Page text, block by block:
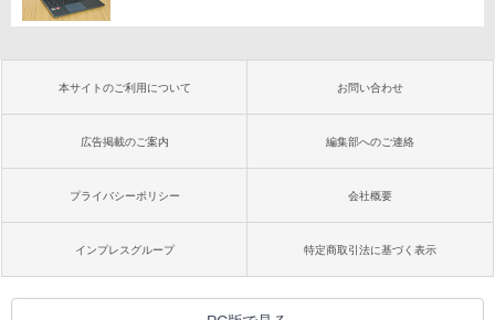
本サイトのご利用について お問い合わせ
広告掲載のご案内 編集部へのご連絡
プライバシーポリシー 会社概要
インプレスグループ 特定商取引法に基づく表示